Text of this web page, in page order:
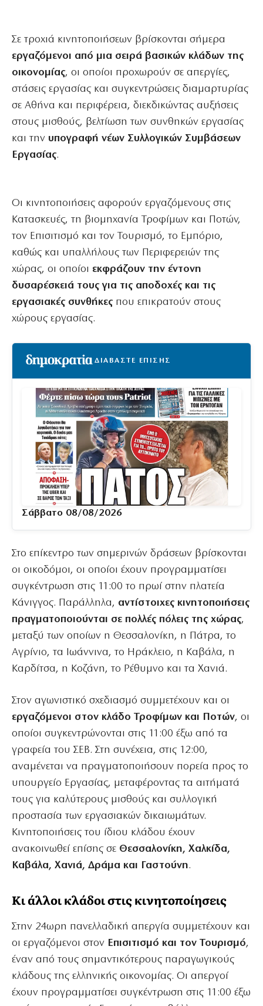
Σε τροχιά κινητοποιήσεων βρίσκονται σήμερα
εργαζόμενοι από μια σειρά βασικών κλάδων της
οικονομίας, οι οποίοι προχωρούν σε απεργίες,
στάσεις εργασίας και συγκεντρώσεις διαμαρτυρίας
σε Αθήνα και περιφέρεια, διεκδικώντας αυξήσεις
στους μισθούς, βελτίωση των συνθηκών εργασίας
και την υπογραφή νέων Συλλογικών Συμβάσεων
Εργασίας.
Οι κινητοποιήσεις αφορούν εργαζόμενους στις
Κατασκευές, τη βιομηχανία Τροφίμων και Ποτών,
τον Επισιτισμό και τον Τουρισμό, το Εμπόριο,
καθώς και υπαλλήλους των Περιφερειών της
χώρας, οι οποίοι εκφράζουν την έντονη
δυσαρέσκειά τους για τις αποδοχές και τις
εργασιακές συνθήκες που επικρατούν στους
χώρους εργασίας.
ΔΙΑΒΑΣΤΕ ΕΠΙΣΗΣ
Σάββατο 08/08/2026
Στο επίκεντρο των σημερινών δράσεων βρίσκονται
οι οικοδόμοι, οι οποίοι έχουν προγραμματίσει
συγκέντρωση στις 11:00 το πρωί στην πλατεία
Κάνιγγος. Παράλληλα, αντίστοιχες κινητοποιήσεις
πραγματοποιούνται σε πολλές πόλεις της χώρας,
μεταξύ των οποίων η Θεσσαλονίκη, η Πάτρα, το
Αγρίνιο, τα Ιωάννινα, το Ηράκλειο, η Καβάλα, η
Καρδίτσα, η Κοζάνη, το Ρέθυμνο και τα Χανιά.
Στον αγωνιστικό σχεδιασμό συμμετέχουν και οι
εργαζόμενοι στον κλάδο Τροφίμων και Ποτών, οι
οποίοι συγκεντρώνονται στις 11:00 έξω από τα
γραφεία του ΣΕΒ. Στη συνέχεια, στις 12:00,
αναμένεται να πραγματοποιήσουν πορεία προς το
υπουργείο Εργασίας, μεταφέροντας τα αιτήματά
τους για καλύτερους μισθούς και συλλογική
προστασία των εργασιακών δικαιωμάτων.
Κινητοποιήσεις του ίδιου κλάδου έχουν
ανακοινωθεί επίσης σε Θεσσαλονίκη, Χαλκίδα,
Καβάλα, Χανιά, Δράμα και Γαστούνη.
Κι άλλοι κλάδοι στις κινητοποίησεις
Στην 24ωρη πανελλαδική απεργία συμμετέχουν και
οι εργαζόμενοι στον Επισιτισμό και τον Τουρισμό,
έναν από τους σημαντικότερους παραγωγικούς
κλάδους της ελληνικής οικονομίας. Οι απεργοί
έχουν προγραμματίσει συγκέντρωση στις 11:00 έξω